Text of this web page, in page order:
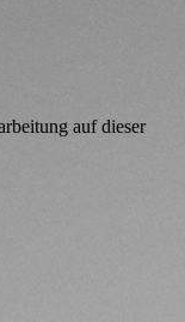
auf dieser